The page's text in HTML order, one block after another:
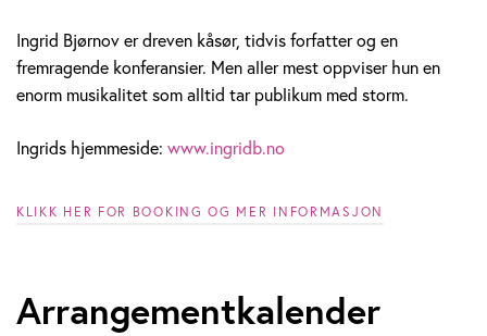
Ingrid Bjørnov er dreven kåsør, tidvis forfatter og en
fremragende konferansier. Men aller mest oppviser hun en
enorm musikalitet som alltid tar publikum med storm.
Ingrids hjemmeside: www.ingridb.no
KLIKK HER FOR BOOKING OG MER INFORMASJON
Arrangementkalender